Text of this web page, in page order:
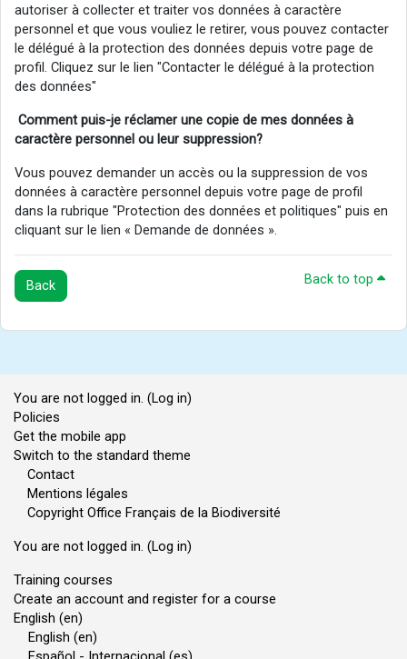
autoriser à collecter et traiter vos données à caractère
personnel et que vous vouliez le retirer, vous pouvez contacter
le délégué à la protection des données depuis votre page de
profil. Cliquez sur le lien "Contacter le délégué à la protection
des données"
Comment puis-je réclamerune copie de mes données à
caractère personnel ou leursuppression?
Vous pouvez demander un accès ou la suppression de vos
données à caractère personnel depuis votre page de profil
dans la rubrique "Protection des données et politiques" puis en
cliquant sur le lien « Demande de données ».
Back Back to top
You are not logged in. (Log in)
Policies
Get the mobile app
Switch to the standard theme
Contact
Mentions légales
Copyright Office Français de la Biodiversité
You are not logged in. (Log in)
Training courses
Create an account and register for a course
English ‎(en)‎
English ‎(en)‎